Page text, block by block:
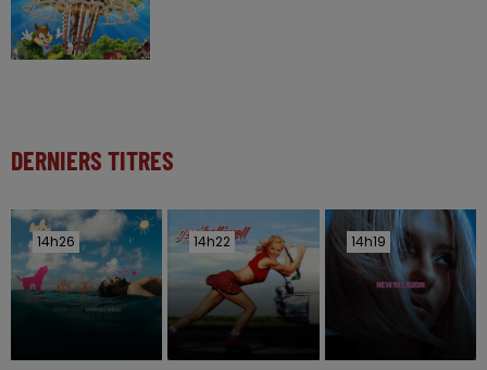
DERNIERS TITRES
14h26
14h26 14h22
14h22 14h19
14h19